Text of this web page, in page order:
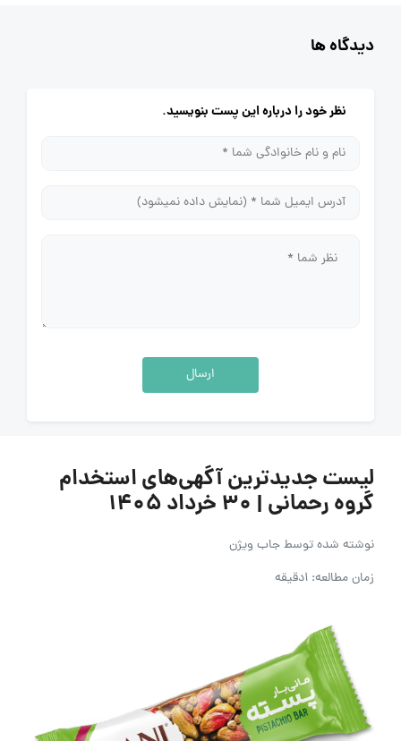
دیدگاه ها
نظر خود را درباره این پست بنویسید.
ارسال
لیست جدیدترین آگهی‌های استخدام
گروه رحمانی | ۳۰ خرداد ۱۴۰۵
نوشته شده توسطجاب ویژن
زمان مطالعه: 1دقیقه